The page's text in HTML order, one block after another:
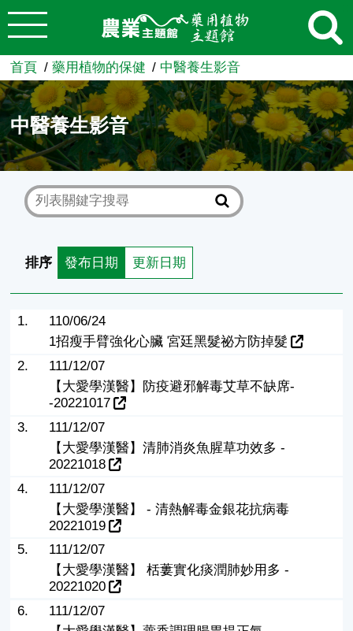
跳到主要內容
農業知識入口網
首頁 藥用植物的保健 中醫養生影音
中醫養生影音
排序 發布日期 更新日期
1.
110/06/24
1招瘦手臂強化心臟 宮廷黑髮祕方防掉髮
2.
111/12/07
【大愛學漢醫】防疫避邪解毒艾草不缺席-
-20221017
3.
111/12/07
【大愛學漢醫】清肺消炎魚腥草功效多 -
20221018
4.
111/12/07
【大愛學漢醫】 - 清熱解毒金銀花抗病毒
20221019
5.
111/12/07
【大愛學漢醫】 栝蔞實化痰潤肺妙用多 -
20221020
6.
111/12/07